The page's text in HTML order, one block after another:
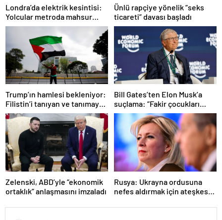
Londra’da elektrik kesintisi:
Yolcular metroda mahsur
kaldı
Ünlü rapçiye yönelik “seks
ticareti” davası başladı
Trump’ın hamlesi bekleniyor:
Filistin’i tanıyan ve tanımayan
ülkeler hangileri?
Bill Gates’ten Elon Musk’a
suçlama: “Fakir çocukları
öldürdü”
Zelenski, ABD’yle “ekonomik
ortaklık” anlaşmasını imzaladı
Rusya: Ukrayna ordusuna
nefes aldırmak için ateşkes